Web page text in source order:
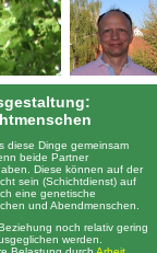
diese Dinge gemeinsam
beide Partner
Diese können auf der
sein (Schichtdienst) auf
eine genetische
und Abendmenschen.
noch relativ gering
werden.